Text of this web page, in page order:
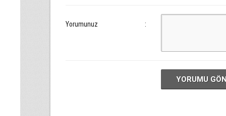
Yorumunuz :
YORUMU